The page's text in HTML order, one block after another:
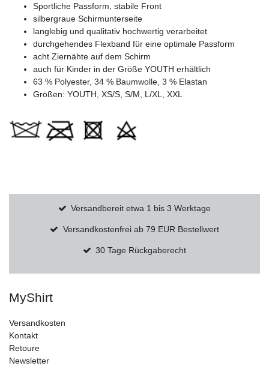
Sportliche Passform, stabile Front
silbergraue Schirmunterseite
langlebig und qualitativ hochwertig verarbeitet
durchgehendes Flexband für eine optimale Passform
acht Ziernähte auf dem Schirm
auch für Kinder in der Größe YOUTH erhältlich
63 % Polyester, 34 % Baumwolle, 3 % Elastan
Größen: YOUTH, XS/S, S/M, L/XL, XXL
Versandbereit etwa 1 bis 3 Werktage
Versandkostenfrei ab 79 EUR Bestellwert
30 Tage Rückgaberecht
MyShirt
Versandkosten
Kontakt
Retoure
Newsletter